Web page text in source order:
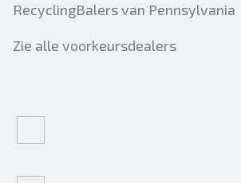
RecyclingBalers van Pennsylvania
Zie alle voorkeursdealers